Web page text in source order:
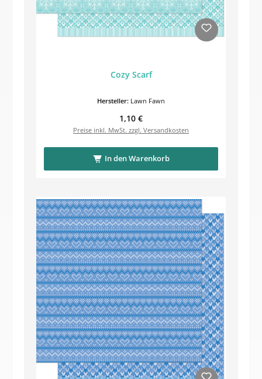
Cozy Scarf
Hersteller: Lawn Fawn
Regulärer Preis:
1,10 €
Preise inkl. MwSt. zzgl. Versandkosten
In den Warenkorb